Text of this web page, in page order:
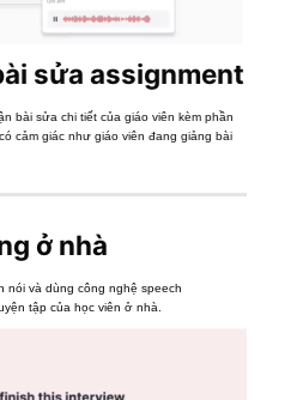
sửa assignment
bài sửa chi tiết của giáo viên kèm phần
cảm giác như giáo viên đang giảng bài
ở nhà
nói và dùng công nghệ speech
tập của học viên ở nhà.